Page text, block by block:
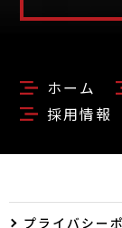
ホーム
採用情報
プライバシー